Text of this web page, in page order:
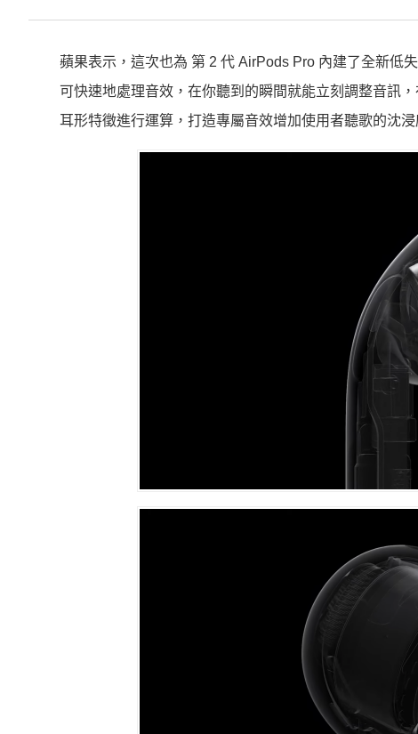
蘋果表示，這次也為 第 2 代 AirPods Pro 內建了全新低
可快速地處理音效，在你聽到的瞬間就能立刻調整音訊
耳形特徵進行運算，打造專屬音效增加使用者聽歌的沈浸